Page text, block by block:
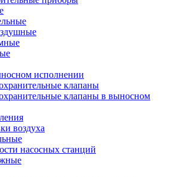
исполнении
клапаны
клапаны в выносном
воздуха
насосных станций